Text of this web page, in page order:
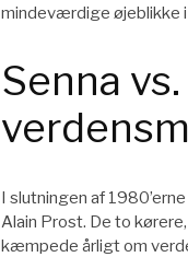
mindeværdige øjeblikke i
Senna
I slutningen af
Alain Prost. De to
kæmpede årligt om